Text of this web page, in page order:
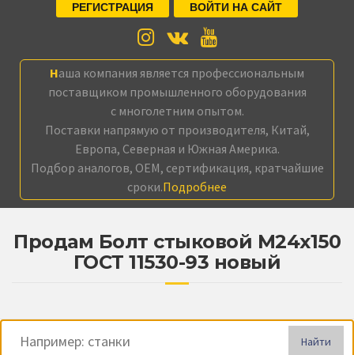
РЕГИСТРАЦИЯ ВОЙТИ НА САЙТ
Наша компания является профессиональным
поставщиком промышленного оборудования
с многолетним опытом.
Поставки напрямую от производителя, Китай,
Европа, Северная и Южная Америка.
Подбор аналогов, OEM, сертификация, кратчайшие
сроки.Подробнее
Продам Болт стыковой М24х150
ГОСТ 11530-93 новый
Найти